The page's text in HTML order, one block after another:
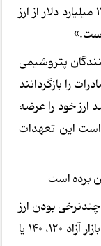
کشور بازنگشته است و درمجموع، حدود 117 میلیارد دلار از ارز
پتروشیمی
از صادرات را بازگردانند
نیز باید حداقل 90 درصد ارز خود را عرضه
این تعهدات
برده است
بودن ارز
گفت: «وقتی صادرکننده می‌بیند نرخ ارز در بازار آزاد 120، 140 یا